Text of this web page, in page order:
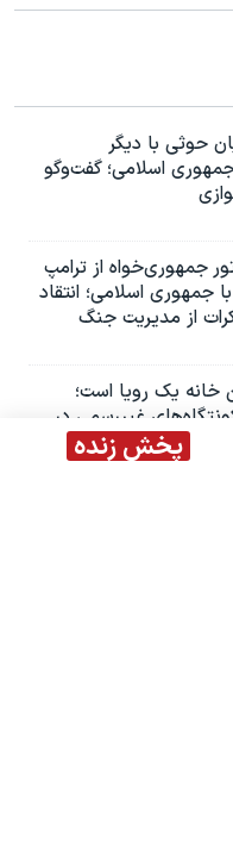
پخش زنده
حوثی با دیگر
اسلامی؛ گفت‌وگو
جمهوری‌خواه از ترامپ
جمهوری اسلامی؛ انتقاد
از مدیریت جنگ
خانه یک رویا است؛
غیررسمی در